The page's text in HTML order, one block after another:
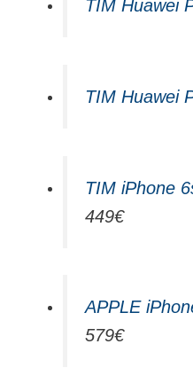
TIM Huawei
TIM Huawei
TIM iPhone
449€
APPLE
579€